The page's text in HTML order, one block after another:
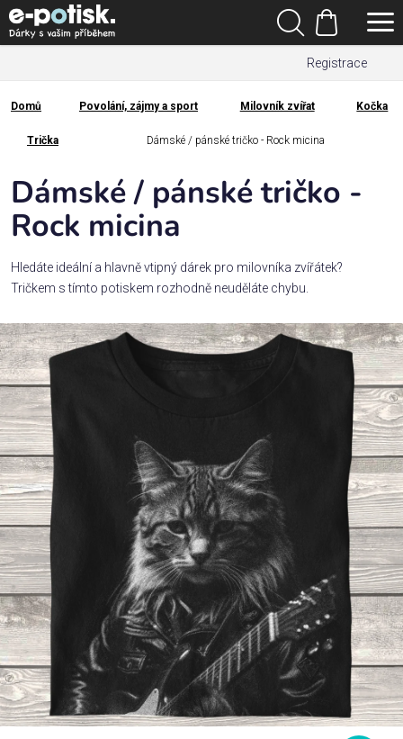
Přejít
na
obsah
Registrace
Hledat
Nákupní
košík
Kategorie
Dárek
pro
Rodina
/
Povolání,
zájmy a
sport
Příležitosti
Domácnost
Kolekce
Oblečení
Přihlášení
Domů
Domů Povolání, zájmy a sport Milovník zvířat Kočka
Trička Dámské / pánské tričko - Rock micina
Dámské / pánské tričko -
Rock micina
Hledáte ideální a hlavně vtipný dárek pro milovníka zvířátek?
Tričkem s tímto potiskem rozhodně neuděláte chybu.